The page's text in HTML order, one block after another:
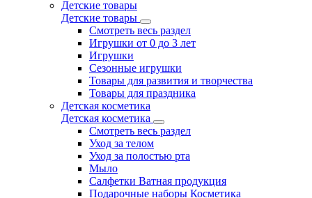
Детские товары
Детские товары
Смотреть весь раздел
Игрушки от 0 до 3 лет
Игрушки
Сезонные игрушки
Товары для развития и творчества
Товары для праздника
Детская косметика
Детская косметика
Смотреть весь раздел
Уход за телом
Уход за полостью рта
Мыло
Салфетки Ватная продукция
Подарочные наборы Косметика